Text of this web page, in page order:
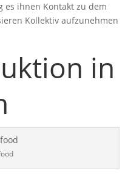
es ihnen Kontakt zu dem
Kollektiv aufzunehmen
in